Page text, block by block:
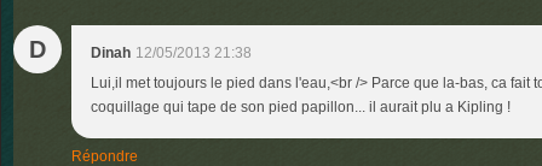
D Dinah 12/05/2013 21:38
Lui,il met toujours le pied dans l'eau,<br /> Parce que la-bas, ca fait
coquillage qui tape de son pied papillon... il aurait plu a Kipling !
Répondre